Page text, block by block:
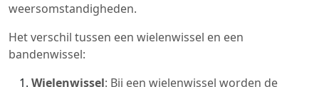
weersomstandigheden.
Het verschil tussen een wielenwissel en een
bandenwissel:
Wielenwissel: Bij een wielenwissel worden de